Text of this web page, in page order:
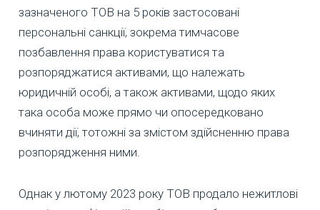
зазначеного ТОВ на 5 років застосовані
персональні санкції, зокрема тимчасове
позбавлення права користуватися та
розпоряджатися активами, що належать
юридичній особі, а також активами, щодо яких
така особа може прямо чи опосередковано
вчиняти дії, тотожні за змістом здійсненню права
розпорядження ними.
Однак у лютому 2023 року ТОВ продало нежитлові